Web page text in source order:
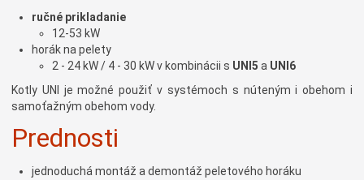
ručné prikladanie
12-53 kW
horák na pelety
2 - 24 kW / 4 - 30 kW v kombinácii s UNI5 a UNI6
Kotly UNI je možné použiť v systémoch s núteným i obehom i
samoťažným obehom vody.
Prednosti
jednoduchá montáž a demontáž peletového horáku